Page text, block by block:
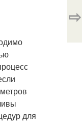
для
⇨